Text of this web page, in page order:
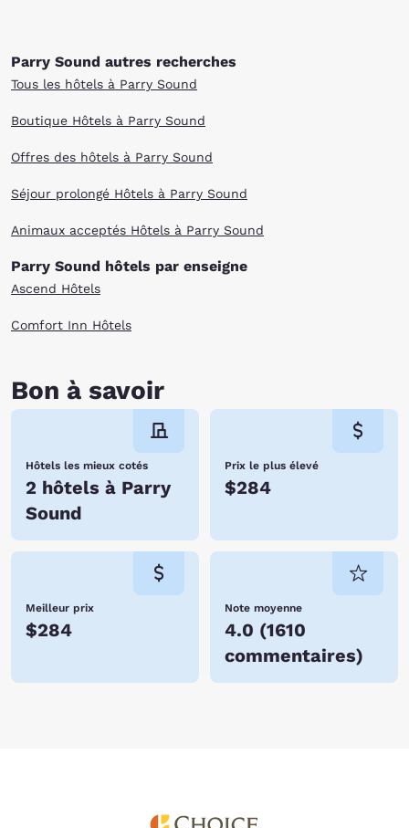
Parry Sound autres recherches
Tous les hôtels à Parry Sound
Boutique Hôtels à Parry Sound
Offres des hôtels à Parry Sound
Séjour prolongé Hôtels à Parry Sound
Animaux acceptés Hôtels à Parry Sound
Parry Sound hôtels par enseigne
Ascend Hôtels
Comfort Inn Hôtels
Bon à savoir
Hôtels les mieux cotés
2 hôtels à Parry
Sound
Prix le plus élevé
$284
Meilleur prix
$284
Note moyenne
4.0 (1610
commentaires)